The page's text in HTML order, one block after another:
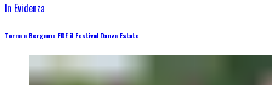
In Evidenza
Torna a Bergamo FDE il Festival Danza Estate